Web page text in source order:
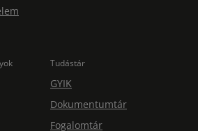
Tudástár
GYIK
Dokumentumtár
Fogalomtár